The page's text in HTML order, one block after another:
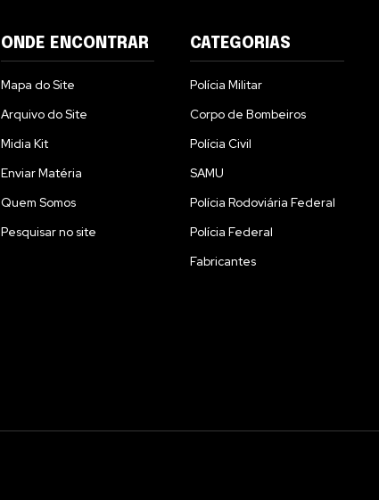
ONDE ENCONTRAR
Mapa do Site
Arquivo do Site
Midia Kit
Enviar Matéria
Quem Somos
Pesquisar no site
CATEGORIAS
Polícia Militar
Corpo de Bombeiros
Polícia Civil
SAMU
Polícia Rodoviária Federal
Polícia Federal
Fabricantes